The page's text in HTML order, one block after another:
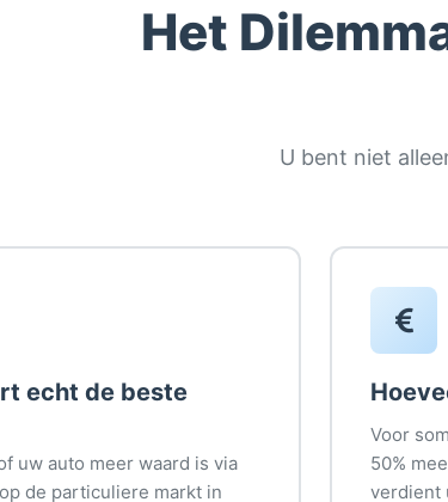
Het
U bent niet
echt de beste
uw auto meer waard is via
de particuliere markt in
Voor
50%
verdient